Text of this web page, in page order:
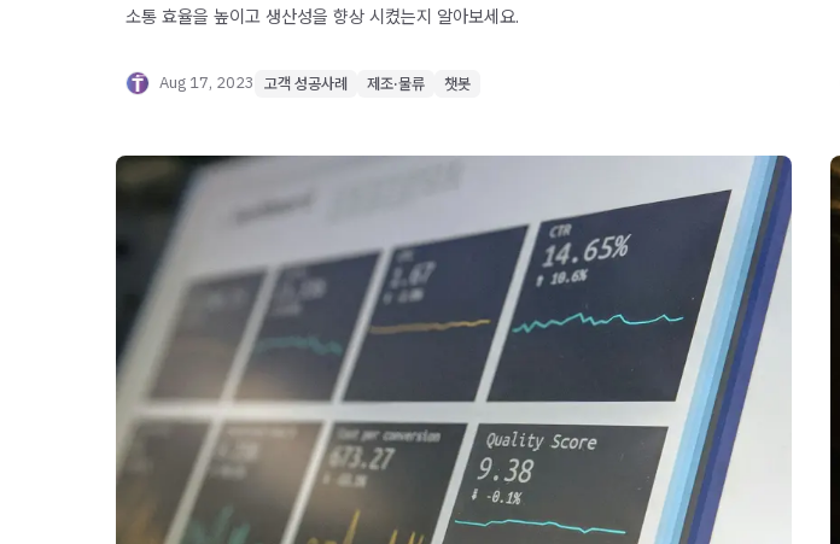
소통 효율을 높이고 생산성을 향상 시켰는지 알아보세요.
Aug 17, 2023 고객 성공사례 제조·물류 챗봇